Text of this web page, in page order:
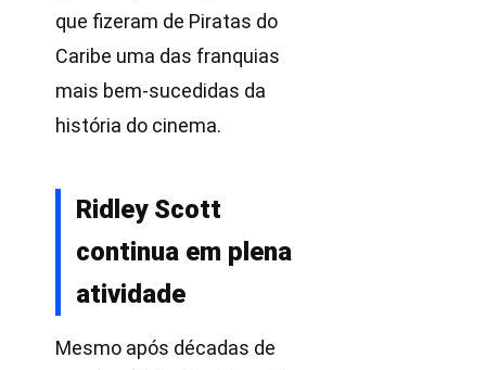
que fizeram de Piratas do
Caribe uma das franquias
mais bem-sucedidas da
história do cinema.
Ridley Scott
continua em plena
atividade
Mesmo após décadas de